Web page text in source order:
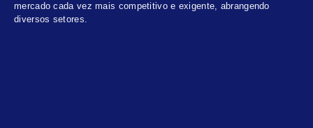
mercado cada vez mais competitivo e exigente, abrangendo
diversos setores.